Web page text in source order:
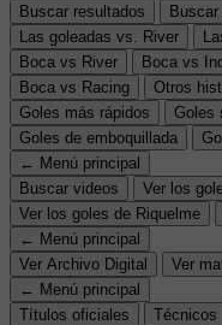
Buscar resultados
Las goleadas vs. River
Boca vs River
Boca vs
Boca vs Racing
Otros
Goles más rápidos
Goles
Goles de emboquillada
← Menú principal
Buscar videos
Ver los
Ver los goles de Riquelme
← Menú principal
Ver Archivo Digital
Ver
← Menú principal
Títulos oficiales
Técnicos